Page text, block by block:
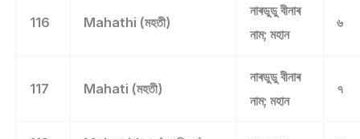
116 Mahathi (মহতী)
নাৰডুডু বীনাৰ
নাম; মহান
৬
117 Mahati (মহতী)
নাৰডুডু বীনাৰ
নাম; মহান
৭